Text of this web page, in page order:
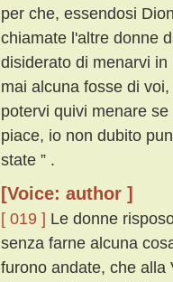
per che, essendosi
chiamate l'altre donne
disiderato di menarvi
mai alcuna fosse di
potervi quivi menare
piace, io non dubito
state ” .
[Voice: author ]
[ 019 ] Le donne
senza farne alcuna
furono andate, che alla